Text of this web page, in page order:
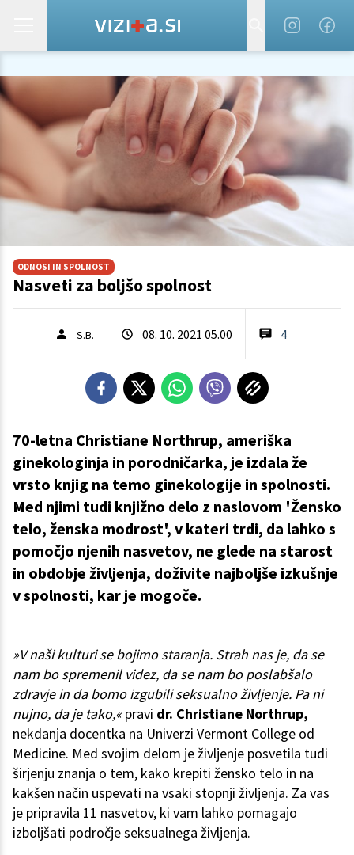
ODNOSI IN SPOLNOST
Nasveti za boljšo spolnost
S.B. 08. 10. 2021 05.00 4
70-letna Christiane Northrup, ameriška
ginekologinja in porodničarka, je izdala že
vrsto knjig na temo ginekologije in spolnosti.
Med njimi tudi knjižno delo z naslovom 'Žensko
telo, ženska modrost', v kateri trdi, da lahko s
pomočjo njenih nasvetov, ne glede na starost
in obdobje življenja, doživite najboljše izkušnje
v spolnosti, kar je mogoče.
»V naši kulturi se bojimo staranja. Strah nas je, da se
nam bo spremenil videz, da se nam bo poslabšalo
zdravje in da bomo izgubili seksualno življenje. Pa ni
nujno, da je tako,«pravi dr. Christiane Northrup,
nekdanja docentka na Univerzi Vermont College od
Medicine. Med svojim delom je življenje posvetila tudi
širjenju znanja o tem, kako krepiti žensko telo in na
kakšen način uspevati na vsaki stopnji življenja. Za vas
je pripravila 11 nasvetov, ki vam lahko pomagajo
izboljšati področje seksualnega življenja.